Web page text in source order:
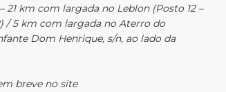
21 km com largada no Leblon (Posto 12 –
/ 5 km com largada no Aterro do
Dom Henrique, s/n, ao lado da
breve no site